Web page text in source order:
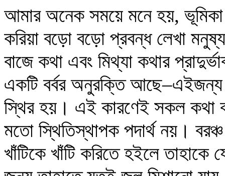
আমার অনেক সময়ে মনে হয়, ভূমিকা
করিয়া বড়ো বড়ো প্রবন্ধ লেখা
বাজে কথা এবং মিথ্যা কথার
একটি বর্বর অনুরক্তি আছে–এইজন্য
স্থির হয়। এই কারণেই সকল কথা
মতো স্থিতিস্থাপক পদার্থ নয়।
খাঁটিকে খাঁটি করিতে হইলে তাহাকে